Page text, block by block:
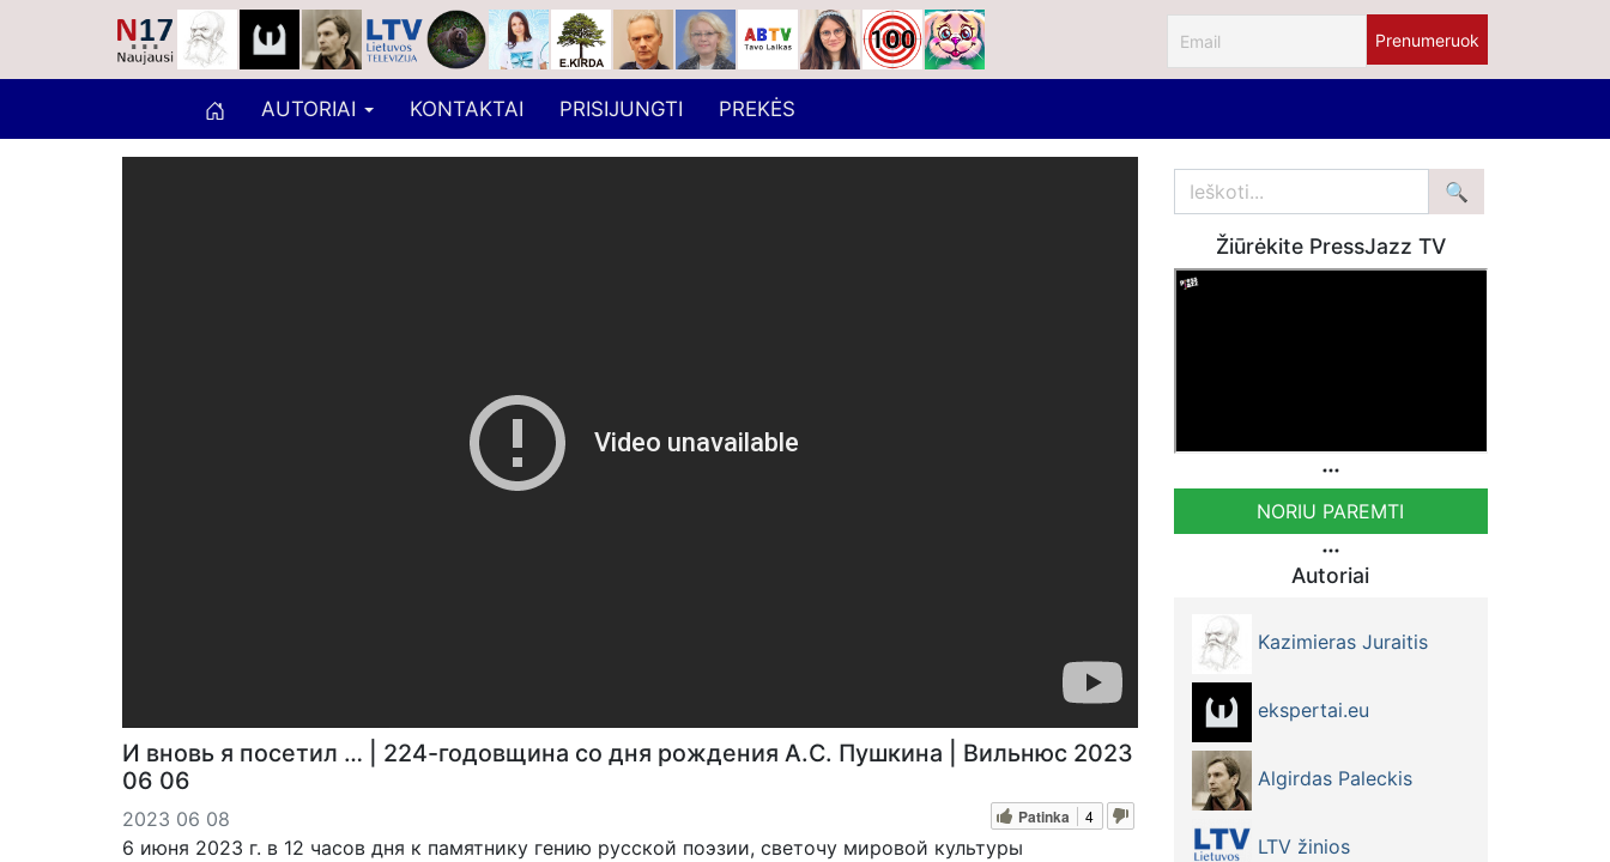
AUTORIAI KONTAKTAI PRISIJUNGTI PREKĖS
И вновь я посетил … | 224-годовщина со дня рождения А.С. Пушкина | Вильнюс 2023
06 06
2023 06 08 Patinka 4
6 июня 2023 г. в 12 часов дня к памятнику гению русской поэзии, светочу мировой культуры
Žiūrėkite PressJazz TV
NORIU PAREMTI
Autoriai
Kazimieras Juraitis
ekspertai.eu
Algirdas Paleckis
LTV žinios